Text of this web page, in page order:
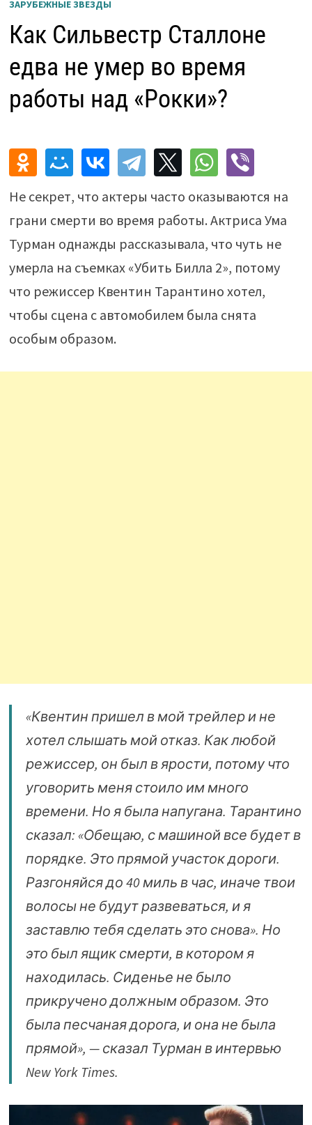
ЗАРУБЕЖНЫЕ ЗВЕЗДЫ
Как Сильвестр Сталлоне
едва не умер во время
работы над «Рокки»?
Не секрет, что актеры часто оказываются на
грани смерти во время работы. Актриса Ума
Турман однажды рассказывала, что чуть не
умерла на съемках «Убить Билла 2», потому
что режиссер Квентин Тарантино хотел,
чтобы сцена с автомобилем была снята
особым образом.
«Квентин пришел в мой трейлер и не
хотел слышать мой отказ. Как любой
режиссер, он был в ярости, потому что
уговорить меня стоило им много
времени. Но я была напугана. Тарантино
сказал: «Обещаю, с машиной все будет в
порядке. Это прямой участок дороги.
Разгоняйся до 40 миль в час, иначе твои
волосы не будут развеваться, и я
заставлю тебя сделать это снова». Но
это был ящик смерти, в котором я
находилась. Сиденье не было
прикручено должным образом. Это
была песчаная дорога, и она не была
прямой», — сказал Турман в интервью
New York Times.